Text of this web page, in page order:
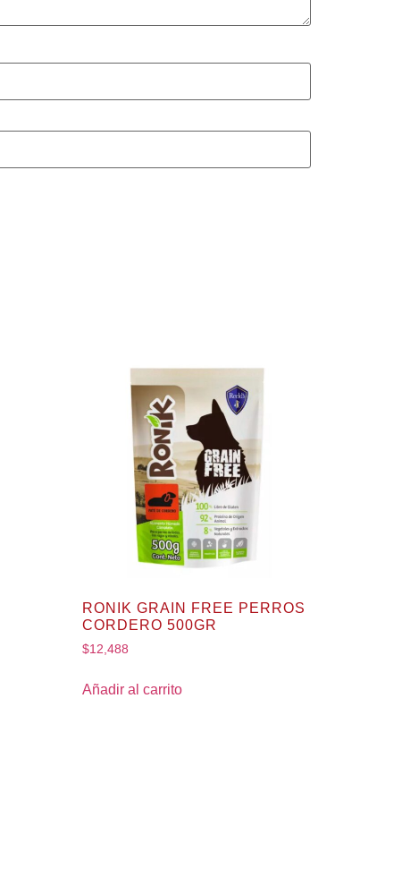
RONIK GRAIN FREE PERROS
CORDERO 500GR
$12,488
Añadir al carrito